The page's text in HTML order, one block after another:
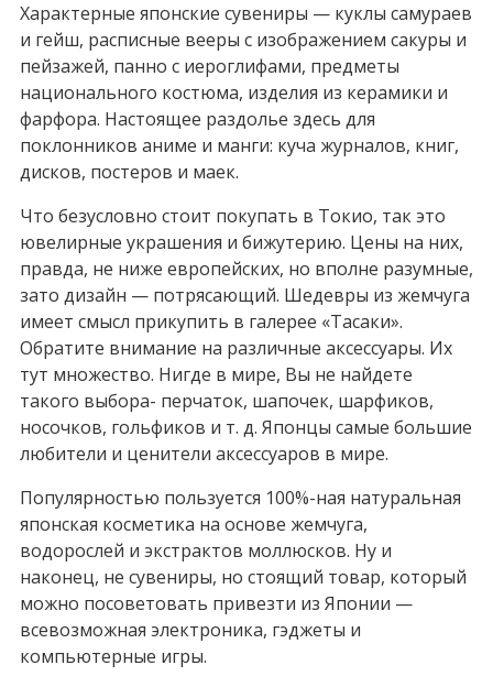
Характерные японские сувениры — куклы самураев
и гейш, расписные вееры с изображением сакуры и
пейзажей, панно с иероглифами, предметы
национального костюма, изделия из керамики и
фарфора. Настоящее раздолье здесь для
поклонников аниме и манги: куча журналов, книг,
дисков, постеров и маек.
Что безусловно стоит покупать в Токио, так это
ювелирные украшения и бижутерию. Цены на них,
правда, не ниже европейских, но вполне разумные,
зато дизайн — потрясающий. Шедевры из жемчуга
имеет смысл прикупить в галерее «Тасаки».
Обратите внимание на различные аксессуары. Их
тут множество. Нигде в мире, Вы не найдете
такого выбора- перчаток, шапочек, шарфиков,
носочков, гольфиков и т. д. Японцы самые большие
любители и ценители аксессуаров в мире.
Популярностью пользуется 100%-ная натуральная
японская косметика на основе жемчуга,
водорослей и экстрактов моллюсков. Ну и
наконец, не сувениры, но стоящий товар, который
можно посоветовать привезти из Японии —
всевозможная электроника, гэджеты и
компьютерные игры.